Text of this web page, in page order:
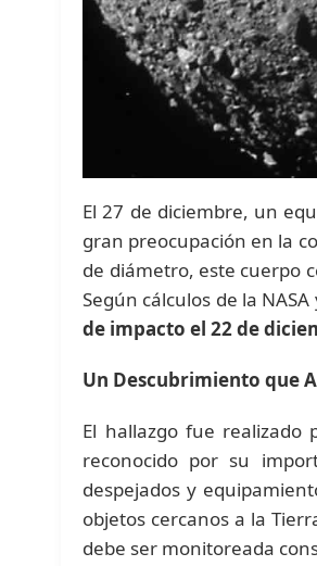
El 27 de diciembre, un
gran preocupación en la
de diámetro, este cuerpo
Según cálculos de la
de impacto el 22 de
Un Descubrimiento que
El hallazgo fue
reconocido por su
despejados y
objetos cercanos a la
debe ser monitoreada